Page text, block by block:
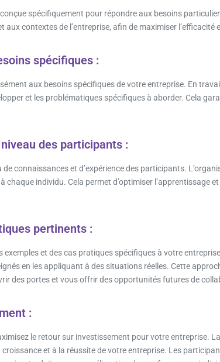
spécifiquement pour répondre aux besoins
contextes de l’entreprise, afin de maximiser l’efficacité
spécifiques :
aux besoins spécifiques de votre entreprise. En
et les problématiques spécifiques à aborder. Cela
des participants :
connaissances et d’expérience des participants.
individu. Cela permet d’optimiser l’apprentissage
pertinents :
et des cas pratiques spécifiques à votre
en les appliquant à des situations réelles. Cette
des portes et vous offrir des opportunités futures de
:
le retour sur investissement pour votre entreprise.
et à la réussite de votre entreprise. Les